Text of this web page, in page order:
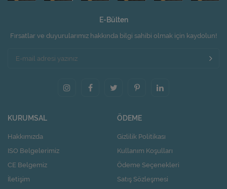
E-Bülten
Fırsatlar ve duyurularımız hakkında bilgi sahibi olmak için kaydolun!
KURUMSAL
Hakkımızda
ISO Belgelerimiz
CE Belgemiz
İletişim
ÖDEME
Gizlilik Politikası
Kullanım Koşulları
Ödeme Seçenekleri
Satış Sözleşmesi